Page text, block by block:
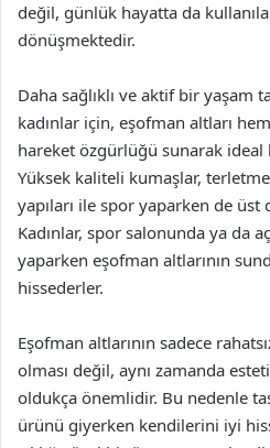
değil, günlük hayatta da
dönüşmektedir.
Daha sağlıklı ve aktif bir yaşam
kadınlar için, eşofman altları
hareket özgürlüğü sunarak
Yüksek kaliteli kumaşlar,
yapıları ile spor yaparken de üst
Kadınlar, spor salonunda ya da
yaparken eşofman altlarının
hissederler.
Eşofman altlarının sadece
olması değil, aynı zamanda
oldukça önemlidir. Bu nedenle
ürünü giyerken kendilerini iyi